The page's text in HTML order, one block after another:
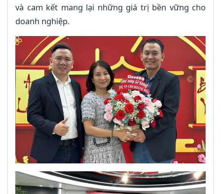
và cam kết mang lại những giá trị bền vững cho
doanh nghiệp.